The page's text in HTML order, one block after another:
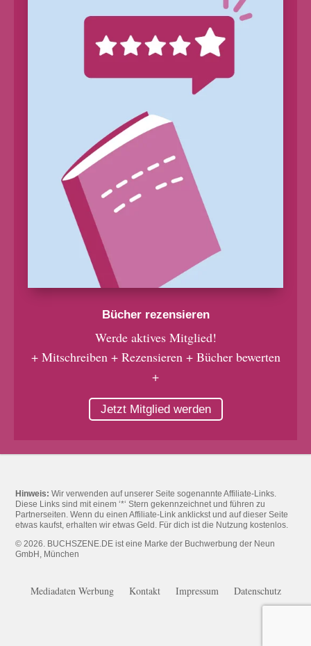
Bücher rezensieren
Werde aktives Mitglied!
+ Mitschreiben + Rezensieren + Bücher bewerten
+
Jetzt Mitglied werden
Hinweis: Wir verwenden auf unserer Seite sogenannte Affiliate-Links.
Diese Links sind mit einem ‘*‘ Stern gekennzeichnet und führen zu
Partnerseiten. Wenn du einen Affiliate-Link anklickst und auf dieser Seite
etwas kaufst, erhalten wir etwas Geld. Für dich ist die Nutzung kostenlos.
© 2026. BUCHSZENE.DE ist eine Marke der Buchwerbung der Neun
GmbH, München
Mediadaten Werbung Kontakt Impressum Datenschutz